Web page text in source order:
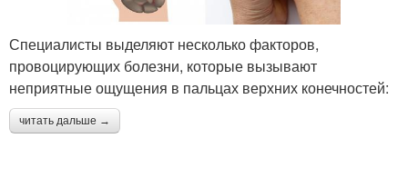
Специалисты выделяют несколько факторов,
провоцирующих болезни, которые вызывают
неприятные ощущения в пальцах верхних конечностей:
читать дальше →